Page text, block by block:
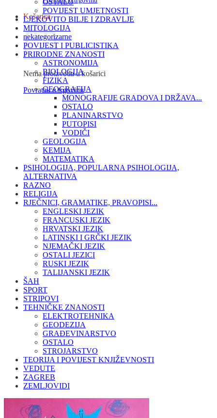
Košarica
Nema proizvoda u košarici
Povratak u trgovinu
OSTALO
POVIJEST UMJETNOSTI
LJEKOVITO BILJE I ZDRAVLJE
MITOLOGIJA
nekategorizarne
POVIJEST I PUBLICISTIKA
PRIRODNE ZNANOSTI
ASTRONOMIJA
BIOLOGIJA
FIZIKA
GEOGRAFIJA
MONOGRAFIJE GRADOVA I DRŽAVA...
OSTALO
PLANINARSTVO
PUTOPISI
VODIČI
GEOLOGIJA
KEMIJA
MATEMATIKA
PSIHOLOGIJA, POPULARNA PSIHOLOGIJA,
ALTERNATIVA
RAZNO
RELIGIJA
RJEČNICI, GRAMATIKE, PRAVOPISI...
ENGLESKI JEZIK
FRANCUSKI JEZIK
HRVATSKI JEZIK
LATINSKI I GRČKI JEZIK
NJEMAČKI JEZIK
OSTALI JEZICI
RUSKI JEZIK
TALIJANSKI JEZIK
ŠAH
SPORT
STRIPOVI
TEHNIČKE ZNANOSTI
ELEKTROTEHNIKA
GEODEZIJA
GRAĐEVINARSTVO
OSTALO
STROJARSTVO
TEORIJA I POVIJEST KNJIŽEVNOSTI
VEDUTE
ZAGREB
ZEMLJOVIDI